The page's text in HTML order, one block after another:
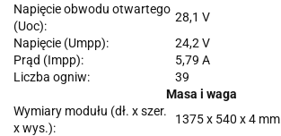
Napięcie obwodu otwartego
(Uoc):
28,1 V
Napięcie (Umpp):
24,2 V
Prąd (Impp):
5,79 A
Liczba ogniw:
39
Masa i waga
Wymiary modułu (dł. x szer.
x wys.):
1375 x 540 x 4 mm